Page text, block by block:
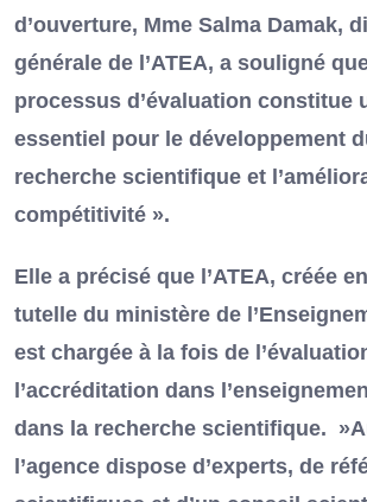
d’ouverture, Mme Salma Damak,
générale de l’ATEA, a souligné
processus d’évaluation constitue
essentiel pour le développement
recherche scientifique et
compétitivité ».
Elle a précisé que l’ATEA, créée
tutelle du ministère de
est chargée à la fois de
l’accréditation dans
dans la recherche scientifique.
l’agence dispose d’experts, de